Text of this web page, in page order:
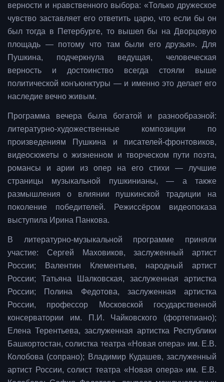
верности и нравственного выбора: «Только дружеское
чувство заставляет его ответить царю, что если бы он
был тогда в Петербурге, то вышел бы на Дворцовую
площадь — потому что там были его друзья». Для
Пушкина, подчеркнула ведущая, человеческая
верность и достоинство всегда стояли выше
политической конъюнктуры — и именно это делает его
наследие вечно живым.
Программа вечера была богатой и разнообразной:
литературно-художественные композиции по
произведениям Пушкина и писателей-фронтовиков,
видеосюжеты о жизненном и творческом пути поэта,
романсы и арии из опер на его стихи — лучшие
страницы музыкальной пушкинианы, — а также
размышления о влиянии пушкинской традиции на
поколение победителей. Режиссёром видеопоказа
выступила Ирина Панкова.
В литературно-музыкальной программе приняли
участие: Сергей Маховиков, заслуженный артист
России; Валентин Клементьев, народный артист
России; Татьяна Шалковская, заслуженная артистка
России; Полина Федотова, заслуженная артистка
России, профессор Московской государственной
консерватории им. П.И. Чайковского (фортепиано);
Елена Терентьева, заслуженная артистка Республики
Башкортостан, солистка театра «Новая опера» им. Е.В.
Колобова (сопрано); Владимир Кудашев, заслуженный
артист России, солист театра «Новая опера» им. Е.В.